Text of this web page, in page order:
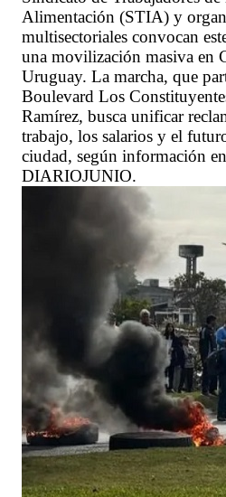
Alimentación (STIA) y
multisectoriales convocan
una movilización masiva en
Uruguay. La marcha, que
Boulevard Los
Ramírez, busca unificar
trabajo, los salarios y el
ciudad, según información
DIARIOJUNIO.